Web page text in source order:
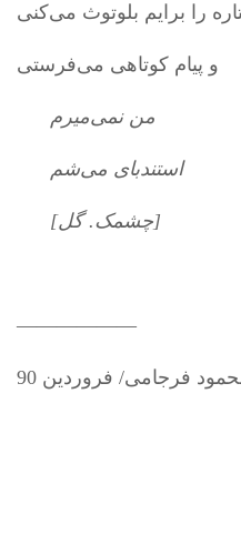
را برایم بلوتوث می‌کنی
و پیام کوتاهی می‌فرستی
من نمی‌میرم
استندبای می‌شم
[چشمک. گل]
——————
فرجامی/ فروردین 90